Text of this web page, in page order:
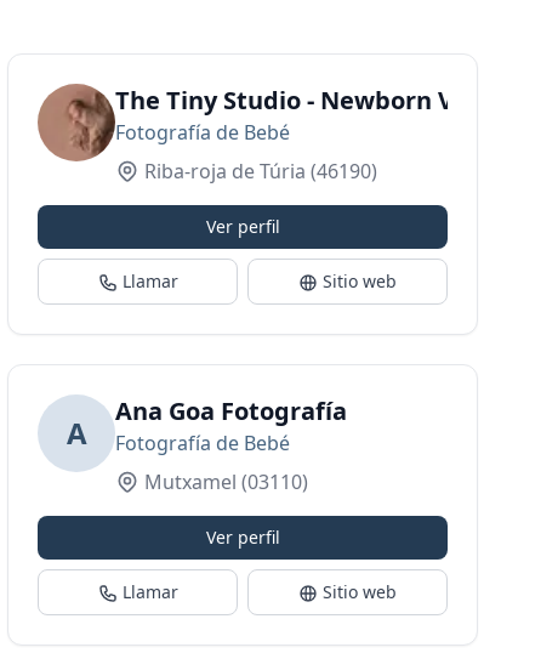
The Tiny Studio - Newborn
Fotografía de Bebé
Riba-roja de Túria (46190)
Ver perfil
Llamar Sitio web
A
Ana Goa Fotografía
Fotografía de Bebé
Mutxamel (03110)
Ver perfil
Llamar Sitio web